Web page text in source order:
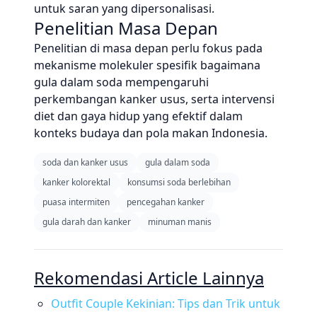
untuk saran yang dipersonalisasi.
Penelitian Masa Depan
Penelitian di masa depan perlu fokus pada
mekanisme molekuler spesifik bagaimana
gula dalam soda mempengaruhi
perkembangan kanker usus, serta intervensi
diet dan gaya hidup yang efektif dalam
konteks budaya dan pola makan Indonesia.
soda dan kanker usus
gula dalam soda
kanker kolorektal
konsumsi soda berlebihan
puasa intermiten
pencegahan kanker
gula darah dan kanker
minuman manis
Rekomendasi Article Lainnya
Outfit Couple Kekinian: Tips dan Trik untuk